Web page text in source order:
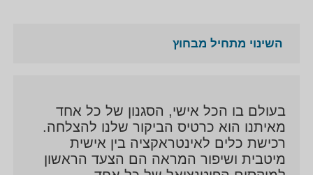
השינוי מתחיל מבחוץ
בעולם בו הכל אישי, הסגנון של כל אחד
מאיתנו הוא כרטיס הביקור שלנו להצלחה.
רכישת כלים לאינטראקציה בין אישית
מיטבית ושיפור המראה הם הצעד הראשון